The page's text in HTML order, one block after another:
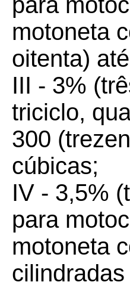
motoneta
oitenta)
III - 3%
triciclo,
300
cúbicas;
IV - 3,5%
para
motoneta